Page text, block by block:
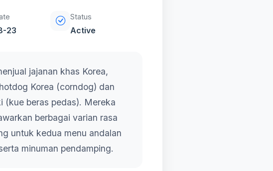
23
Status
Active
jajanan khas Korea,
Korea (corndog) dan
(kue beras pedas). Mereka
berbagai varian rasa
untuk kedua menu andalan
minuman pendamping.